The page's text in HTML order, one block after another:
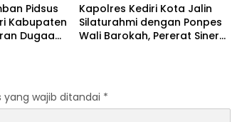
Pidsus
Kabupaten
Dugaan
Kapolres Kediri Kota Jalin
Silaturahmi dengan Ponpes
Wali Barokah, Pererat Sinergi
yang wajib ditandai *